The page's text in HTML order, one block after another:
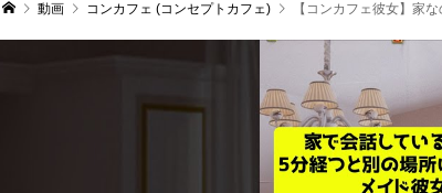
動画 コンカフェ (コンセプトカフェ) 【コンカフェ彼女】家